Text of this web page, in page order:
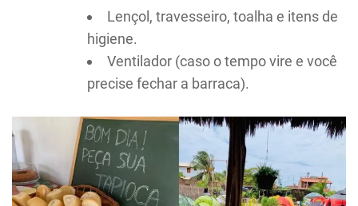
Lençol, travesseiro, toalha e itens de
higiene.
Ventilador (caso o tempo vire e você
precise fechar a barraca).